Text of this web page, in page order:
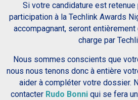
Si votre candidature est retenue
participation à la Techlink Awards
accompagnant, seront
charge par
Nous sommes conscients que
nous nous tenons donc à entière
aider à compléter votre dossier.
contacter Rudo Bonniqui se fera